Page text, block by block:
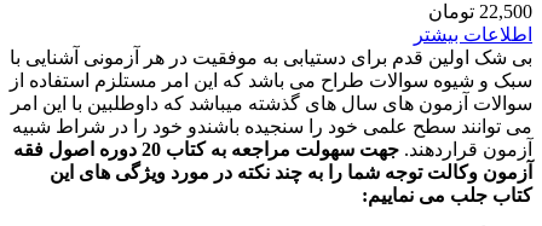
22,500 تومان
اطلاعات بیشتر
بی شک اولین قدم برای دستیابی به موفقیت در هر آزمونی آشنایی با
سبک و شیوه سوالات طراح می باشد که این امر مستلزم استفاده از
سوالات آزمون های سال های گذشته میباشد که داوطلبین با این امر
می توانند سطح علمی خود را سنجیده باشندو خود را در شراط شبیه
آزمون قراردهند.
جهت سهولت مراجعه به کتاب 20 دوره اصول فقه
آزمون وکالت توجه شما را به چند نکته در مورد ویژگی های این
کتاب جلب می نماییم: